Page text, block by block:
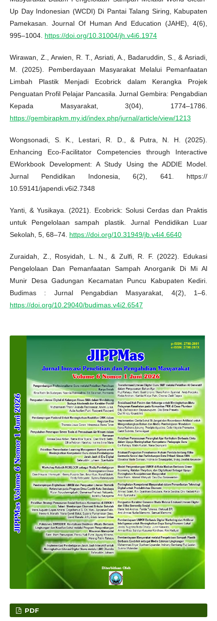
Up Day Indonesian (WCDI) Di Pantai Talang Siring, Kabupaten
Pamekasan. Journal Of Human And Education (JAHE), 4(6),
995–1004. https://doi.org/10.31004/jh.v4i6.1974
Wirawan, Z., Arwien, R. T., Asriati, A., Badaruddin, S., & Asriadi,
M. (2025). Pemberdayaan Masyarakat Melalui Pemanfaatan
Limbah Plastik Menjadi Ecobrick dalam Kerangka Projek
Penguatan Profil Pelajar Pancasila. Jurnal Gembira: Pengabdian
Kepada Masyarakat, 3(04), 1774–1786.
https://gembirapkm.my.id/index.php/jurnal/article/view/1213
Wongsonadi, S. K., Lestari, R. D., & Putra, N. H. (2025).
Enhancing Eco-Facilitator Competencies through Interactive
EWorkbook Development: A Study Using the ADDIE Model.
Jurnal Pendidikan Indonesia, 6(2), 641. https://
10.59141/japendi.v6i2.7348
Yanti, & Yusikaya. (2021). Ecobrick: Solusi Cerdas dan Praktis
untuk Pengelolaan sampah plastik. Jurnal Pendidikan Luar
Sekolah, 5, 68–74. https://doi.org/10.31949/jb.v4i4.6640
Zuraidah, Z., Rosyidah, L. N., & Zulfi, R. F. (2022). Edukasi
Pengelolaan Dan Pemanfaatan Sampah Anorganik Di Mi Al
Munir Desa Gadungan Kecamatan Puncu Kabupaten Kediri.
Budimas : Jurnal Pengabdian Masyarakat, 4(2), 1–6.
https://doi.org/10.29040/budimas.v4i2.6547
PDF